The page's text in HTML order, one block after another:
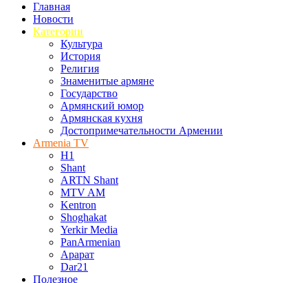
Главная
Новости
Категории
Культура
История
Религия
Знаменитые армяне
Государство
Армянский юмор
Армянская кухня
Достопримечательности Армении
Armenia TV
H1
Shant
ARTN Shant
MTV AM
Kentron
Shoghakat
Yerkir Media
PanArmenian
Арарат
Dar21
Полезное